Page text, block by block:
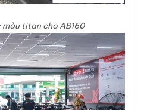
màu titan cho AB160